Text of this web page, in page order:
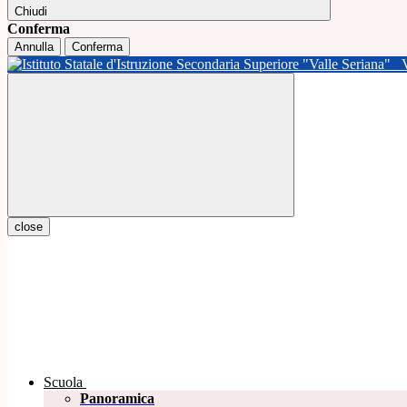
Chiudi
Conferma
Annulla Conferma
close
Scuola
Panoramica